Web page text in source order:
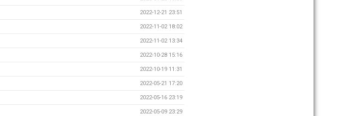
2022-12-21 23:51
2022-11-02 18:02
2022-11-02 13:34
2022-10-28 15:16
2022-10-19 11:31
2022-05-21 17:20
2022-05-16 23:19
2022-05-09 23:29